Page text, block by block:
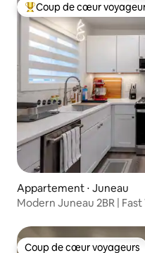
Coups de cœur
Coup de cœur
Appartement ⋅ Juneau
Modern Juneau 2BR |
Coup de cœur voyageurs